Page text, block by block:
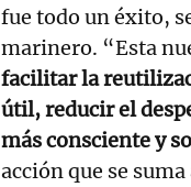
fue todo un éxito,
marinero. “Esta
facilitar la
útil, reducir el
más consciente y
acción que se